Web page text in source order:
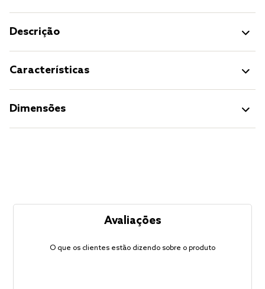
Descrição
Características
Dimensões
Avaliações
O que os clientes estão dizendo sobre o produto